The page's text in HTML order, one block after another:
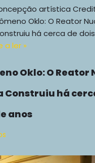
artística
Oklo: O Reator
há cerca de
a ler »
Oklo: O Reator
Construiu há
anos